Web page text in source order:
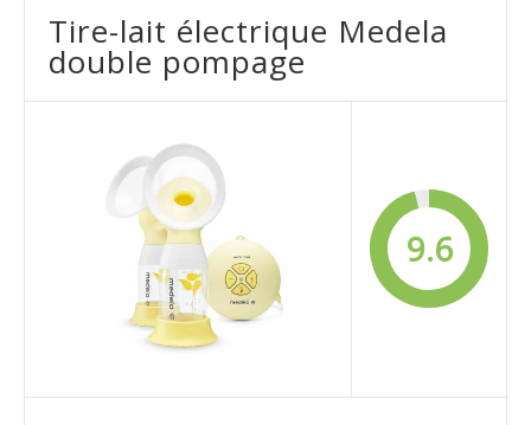
Tire-lait électrique Medela
double pompage
9.6